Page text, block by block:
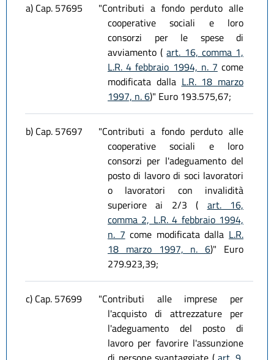
a) Cap. 57695
"Contributi a fondo perduto alle
cooperative sociali e loro
consorzi per le spese di
avviamento (art. 16, comma 1,
L.R. 4 febbraio 1994, n. 7 come
modificata dalla L.R. 18 marzo
1997, n. 6)" Euro 193.575,67;
b) Cap. 57697
"Contributi a fondo perduto alle
cooperative sociali e loro
consorzi per l'adeguamento del
posto di lavoro di soci lavoratori
o lavoratori con invalidità
superiore ai 2/3 ( art. 16,
comma 2, L.R. 4 febbraio 1994,
n. 7 come modificata dalla L.R.
18 marzo 1997, n. 6)" Euro
279.923,39;
c) Cap. 57699
"Contributi alle imprese per
l'acquisto di attrezzature per
l'adeguamento del posto di
lavoro per favorire l'assunzione